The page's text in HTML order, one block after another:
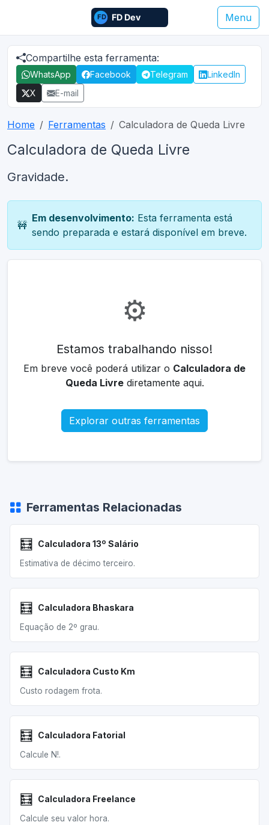
Menu
Compartilhe esta ferramenta:
WhatsApp Facebook Telegram
LinkedIn
X
E-mail
Home Ferramentas Calculadora de Queda Livre
Calculadora de Queda Livre
Gravidade.
🚧
Em desenvolvimento: Esta ferramenta está
sendo preparada e estará disponível em breve.
⚙️
Estamos trabalhando nisso!
Em breve você poderá utilizar o Calculadora de
Queda Livrediretamente aqui.
Explorar outras ferramentas
Ferramentas Relacionadas
🧮 Calculadora 13º Salário
Estimativa de décimo terceiro.
🧮 Calculadora Bhaskara
Equação de 2º grau.
🧮 Calculadora Custo Km
Custo rodagem frota.
🧮 Calculadora Fatorial
Calcule N!.
🧮 Calculadora Freelance
Calcule seu valor hora.